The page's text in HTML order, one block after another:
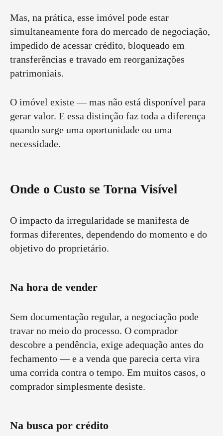
Mas, na prática, esse imóvel pode estar
simultaneamente fora do mercado de negociação,
impedido de acessar crédito, bloqueado em
transferências e travado em reorganizações
patrimoniais.
O imóvel existe — mas não está disponível para
gerar valor. E essa distinção faz toda a diferença
quando surge uma oportunidade ou uma
necessidade.
Onde o Custo se Torna Visível
O impacto da irregularidade se manifesta de
formas diferentes, dependendo do momento e do
objetivo do proprietário.
Na hora de vender
Sem documentação regular, a negociação pode
travar no meio do processo. O comprador
descobre a pendência, exige adequação antes do
fechamento — e a venda que parecia certa vira
uma corrida contra o tempo. Em muitos casos, o
comprador simplesmente desiste.
Na busca por crédito